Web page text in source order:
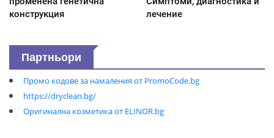
конструкция
лечение
Партньори
Промо кодове за намаления от PromoCode.bg
https://dryclean.bg/
Оригинална козметика от ELINOR.bg